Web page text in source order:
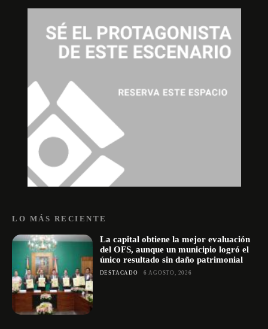
LO MÁS RECIENTE
La capital obtiene la mejor evaluación
del OFS, aunque un municipio logró el
único resultado sin daño patrimonial
DESTACADO 6 AGOSTO, 2026